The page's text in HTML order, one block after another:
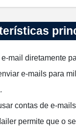
e-mail diretamente
e-mails para
contas de e-
permite que o